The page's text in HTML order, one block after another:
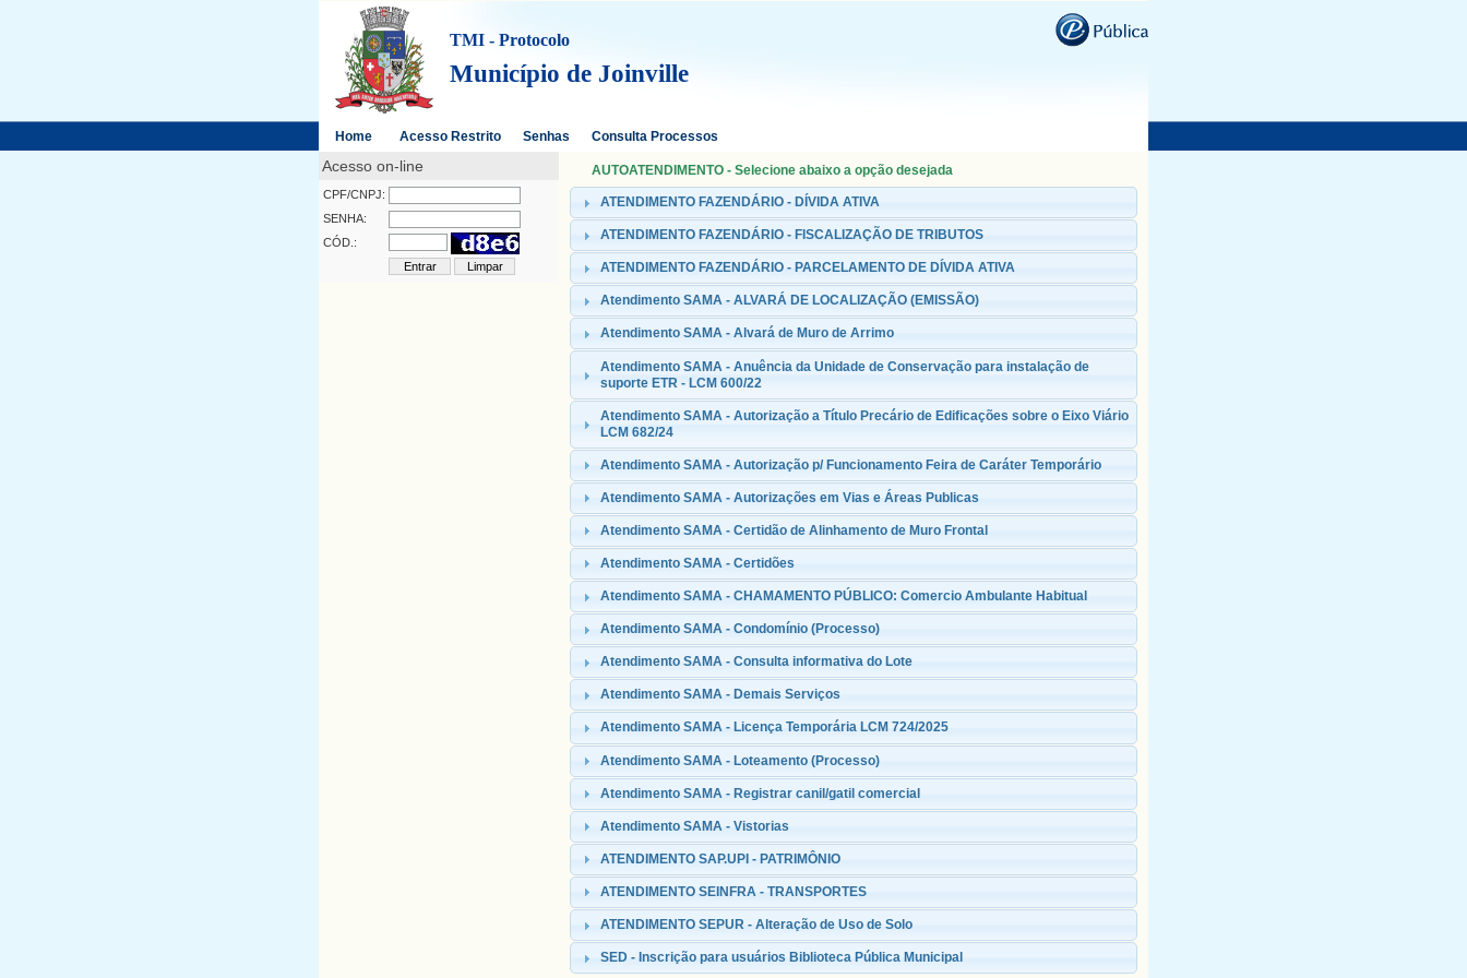
TMI - Protocolo
Município de Joinville
Home Acesso Restrito Senhas Consulta Processos
Acesso on-line
CPF/CNPJ:
SENHA:
CÓD.:
AUTOATENDIMENTO - Selecione abaixo a opção desejada
ATENDIMENTO FAZENDÁRIO - DÍVIDA ATIVA
ATENDIMENTO FAZENDÁRIO - FISCALIZAÇÃO DE TRIBUTOS
ATENDIMENTO FAZENDÁRIO - PARCELAMENTO DE DÍVIDA ATIVA
Atendimento SAMA - ALVARÁ DE LOCALIZAÇÃO (EMISSÃO)
Atendimento SAMA - Alvará de Muro de Arrimo
Atendimento SAMA - Anuência da Unidade de Conservação para instalação de
suporte ETR - LCM 600/22
Atendimento SAMA - Autorização a Título Precário de Edificações sobre o Eixo Viário
LCM 682/24
Atendimento SAMA - Autorização p/ Funcionamento Feira de Caráter Temporário
Atendimento SAMA - Autorizações em Vias e Áreas Publicas
Atendimento SAMA - Certidão de Alinhamento de Muro Frontal
Atendimento SAMA - Certidões
Atendimento SAMA - CHAMAMENTO PÚBLICO: Comercio Ambulante Habitual
Atendimento SAMA - Condomínio (Processo)
Atendimento SAMA - Consulta informativa do Lote
Atendimento SAMA - Demais Serviços
Atendimento SAMA - Licença Temporária LCM 724/2025
Atendimento SAMA - Loteamento (Processo)
Atendimento SAMA - Registrar canil/gatil comercial
Atendimento SAMA - Vistorias
ATENDIMENTO SAP.UPI - PATRIMÔNIO
ATENDIMENTO SEINFRA - TRANSPORTES
ATENDIMENTO SEPUR - Alteração de Uso de Solo
SED - Inscrição para usuários Biblioteca Pública Municipal